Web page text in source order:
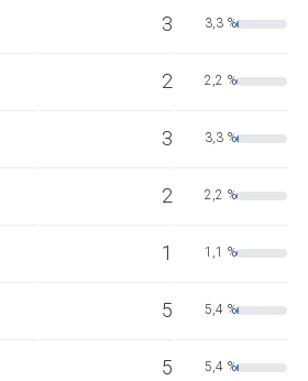
3 3,3 %
2 2,2 %
3 3,3 %
2 2,2 %
1 1,1 %
5 5,4 %
5 5,4 %